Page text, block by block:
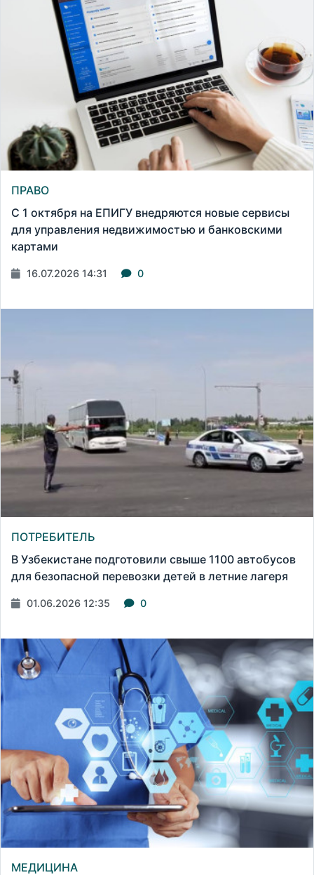
ПРАВО
С 1 октября на ЕПИГУ внедряются новые сервисы
для управления недвижимостью и банковскими
картами
16.07.2026 14:31 0
ПОТРЕБИТЕЛЬ
В Узбекистане подготовили свыше 1100 автобусов
для безопасной перевозки детей в летние лагеря
01.06.2026 12:35 0
МЕДИЦИНА